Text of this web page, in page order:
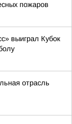
пожаров
выиграл Кубок
отрасль